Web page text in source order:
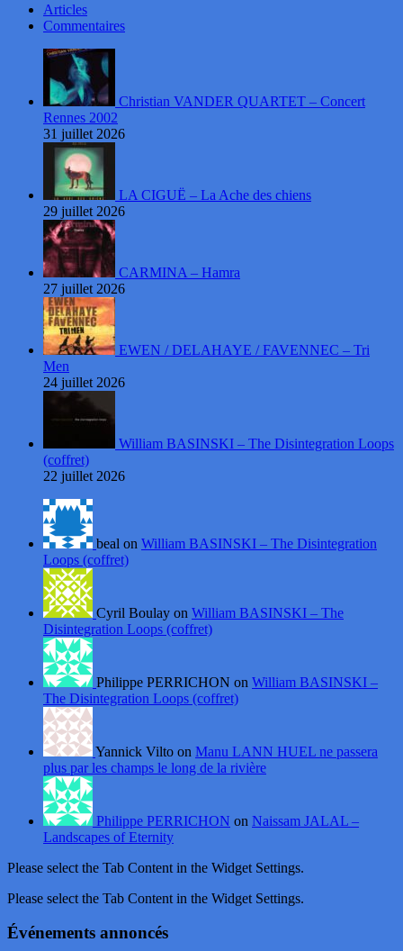
Articles
Commentaires
Christian VANDER QUARTET – Concert
Rennes 2002
31 juillet 2026
LA CIGUË – La Ache des chiens
29 juillet 2026
CARMINA – Hamra
27 juillet 2026
EWEN / DELAHAYE / FAVENNEC – Tri
Men
24 juillet 2026
William BASINSKI – The Disintegration Loops
(coffret)
22 juillet 2026
beal on William BASINSKI – The Disintegration
Loops (coffret)
Cyril Boulay on William BASINSKI – The
Disintegration Loops (coffret)
Philippe PERRICHON on William BASINSKI –
The Disintegration Loops (coffret)
Yannick Vilto on Manu LANN HUEL ne passera
plus par les champs le long de la rivière
Philippe PERRICHON on Naissam JALAL –
Landscapes of Eternity
Please select the Tab Content in the Widget Settings.
Please select the Tab Content in the Widget Settings.
Événements annoncés